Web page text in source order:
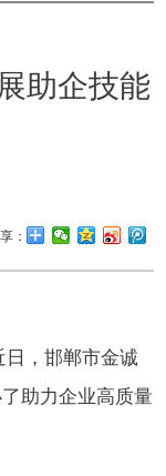
助企技能
：
，邯郸市金诚
助力企业高质量